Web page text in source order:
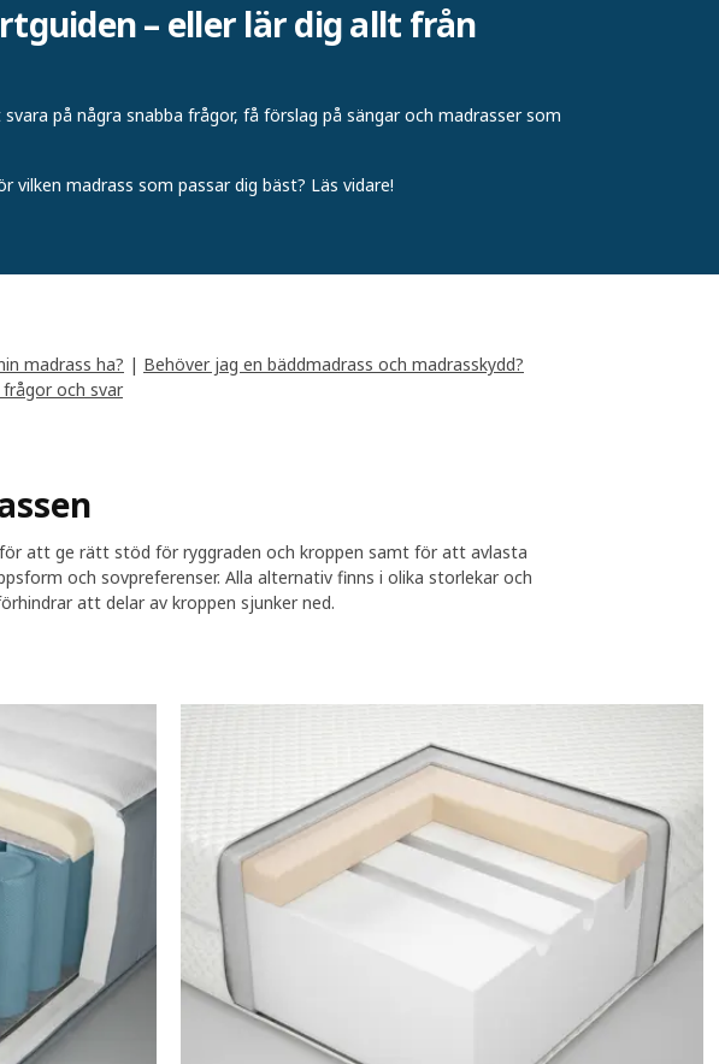
– eller lär dig allt från
på några snabba frågor, få förslag på sängar och madrasser som
vilken madrass som passar dig bäst? Läs vidare!
madrass ha? | Behöver jag en bäddmadrass och madrasskydd?
frågor och svar
att ge rätt stöd för ryggraden och kroppen samt för att avlasta
och sovpreferenser. Alla alternativ finns i olika storlekar och
att delar av kroppen sjunker ned.